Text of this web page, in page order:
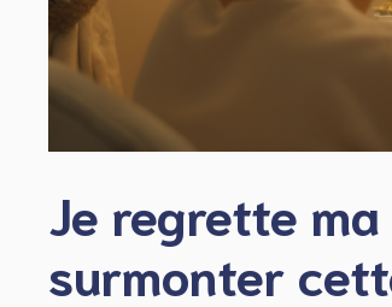
Je regrette
surmonter